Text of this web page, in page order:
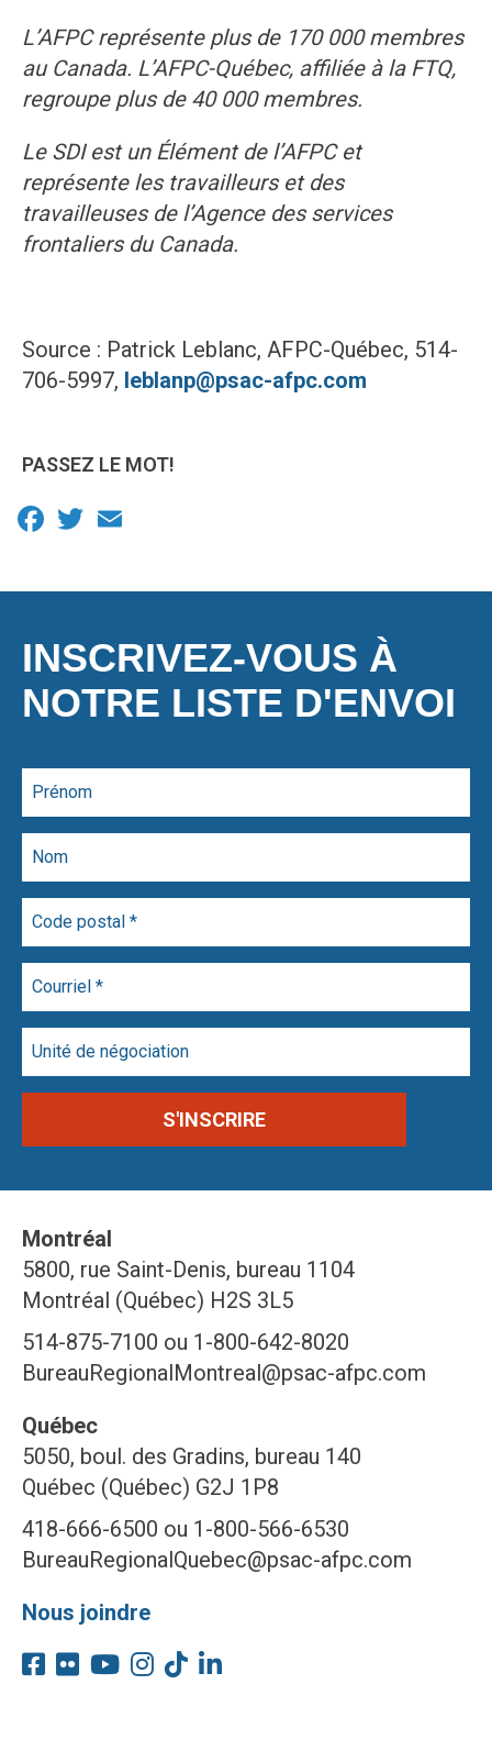
L’AFPC représente plus de 170 000 membres
au Canada. L’AFPC-Québec, affiliée à la FTQ,
regroupe plus de 40 000 membres.
Le SDI est un Élément de l’AFPC et
représente les travailleurs et des
travailleuses de l’Agence des services
frontaliers du Canada.
Source : Patrick Leblanc, AFPC-Québec, 514-
706-5997, leblanp@psac-afpc.com
PASSEZ LE MOT!
Facebook
Twitter
INSCRIVEZ-VOUS À
NOTRE LISTE D'ENVOI
Montréal
5800, rue Saint-Denis, bureau 1104
Montréal (Québec) H2S 3L5
514-875-7100 ou 1-800-642-8020
BureauRegionalMontreal@psac-afpc.com
Québec
5050, boul. des Gradins, bureau 140
Québec (Québec) G2J 1P8
418-666-6500 ou 1-800-566-6530
BureauRegionalQuebec@psac-afpc.com
Nous joindre